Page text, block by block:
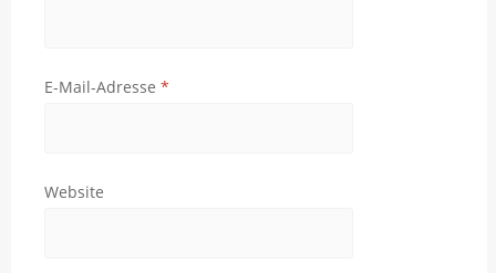
E-Mail-Adresse *
Website